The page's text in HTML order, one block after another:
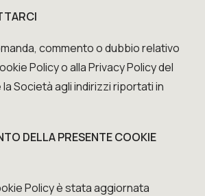
commento o dubbio relativo
Policy o allaPrivacy Policydel
Società agli indirizzi riportati in
DELLA PRESENTE COOKIE
Policy è stata aggiornata